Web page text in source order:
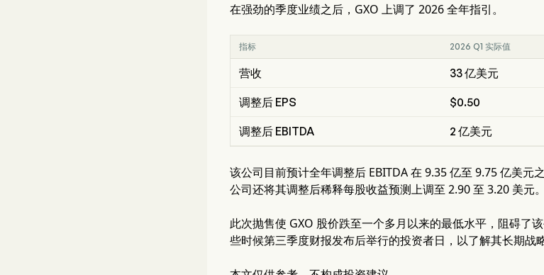
在强劲的季度业绩之后，GXO 上调了 2026 全年指引。
指标 2026 Q1 实际值
营收 33 亿美元
调整后 EPS $0.50
调整后 EBITDA 2 亿美元
该公司目前预计全年调整后 EBITDA 在 9.35 亿至 9.75 亿美元
公司还将其调整后稀释每股收益预测上调至 2.90 至 3.20 美元。
此次抛售使 GXO 股价跌至一个多月以来的最低水平，阻碍了
些时候第三季度财报发布后举行的投资者日，以了解其长期战